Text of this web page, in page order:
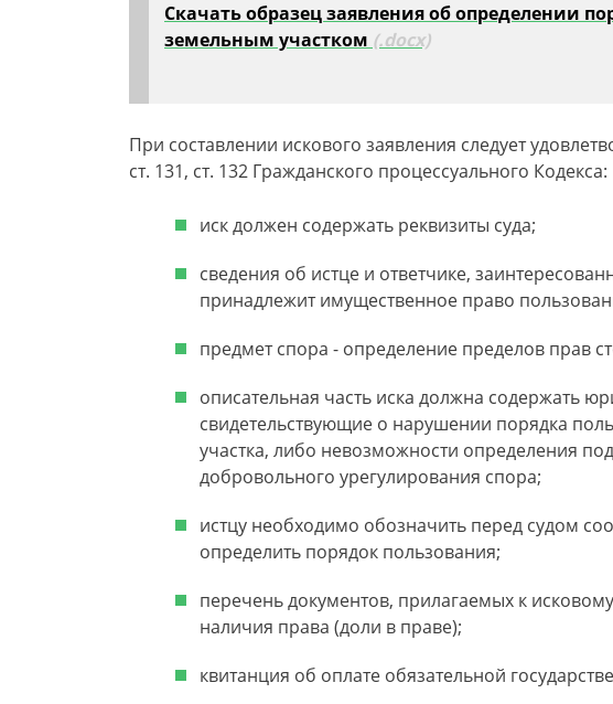
Скачать образец заявления об определении
земельным участком (.docx)
При составлении искового заявления следует
ст. 131, ст. 132 Гражданского процессуального Кодекса:
иск должен содержать реквизиты суда;
сведения об истце и ответчике,
принадлежит имущественное право
предмет спора - определение пределов прав
описательная часть иска должна содержать
свидетельствующие о нарушении порядка
участка, либо невозможности определения
добровольного урегулирования спора;
истцу необходимо обозначить перед судом
определить порядок пользования;
перечень документов, прилагаемых к
наличия права (доли в праве);
квитанция об оплате обязательной